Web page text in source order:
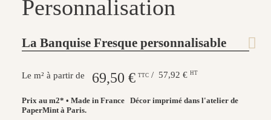
Personnalisation
La Banquise Fresque personnalisable
69,50 € TTC / 57,92 € HT
Prix au m2* • Made in France Décor imprimé dans l'atelier de
PaperMint à Paris.